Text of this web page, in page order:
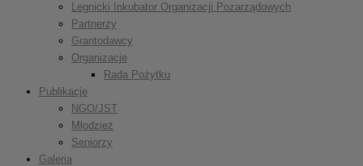
Legnicki Inkubator Organizacji Pozarządowych
Partnerzy
Grantodawcy
Organizacje
Rada Pożytku
Publikacje
NGO/JST
Młodzież
Seniorzy
Galeria